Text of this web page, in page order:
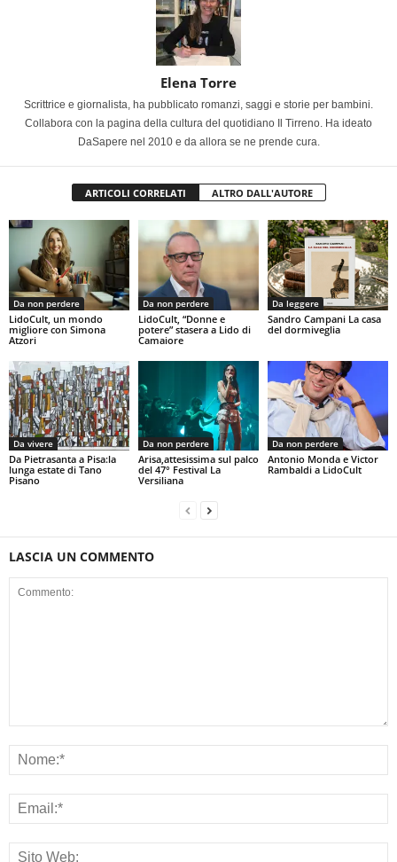
Elena Torre
Scrittrice e giornalista, ha pubblicato romanzi, saggi e storie per bambini.
Collabora con la pagina della cultura del quotidiano Il Tirreno. Ha ideato
DaSapere nel 2010 e da allora se ne prende cura.
ARTICOLI CORRELATI ALTRO DALL'AUTORE
Da non perdere
LidoCult, un mondo
migliore con Simona
Atzori
Da non perdere
LidoCult, “Donne e
potere” stasera a Lido di
Camaiore
Da leggere
Sandro Campani La casa
del dormiveglia
Da vivere
Da Pietrasanta a Pisa:la
lunga estate di Tano
Pisano
Da non perdere
Arisa,attesissima sul palco
del 47° Festival La
Versiliana
Da non perdere
Antonio Monda e Victor
Rambaldi a LidoCult
LASCIA UN COMMENTO